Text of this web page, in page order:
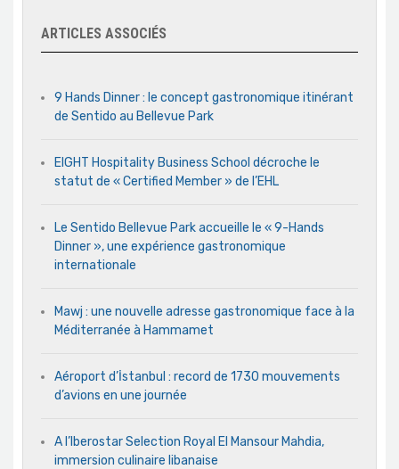
ARTICLES ASSOCIÉS
9 Hands Dinner : le concept gastronomique itinérant
de Sentido au Bellevue Park
EIGHT Hospitality Business School décroche le
statut de « Certified Member » de l’EHL
Le Sentido Bellevue Park accueille le « 9-Hands
Dinner », une expérience gastronomique
internationale
Mawj : une nouvelle adresse gastronomique face à la
Méditerranée à Hammamet
Aéroport d’İstanbul : record de 1730 mouvements
d’avions en une journée
A l’Iberostar Selection Royal El Mansour Mahdia,
immersion culinaire libanaise